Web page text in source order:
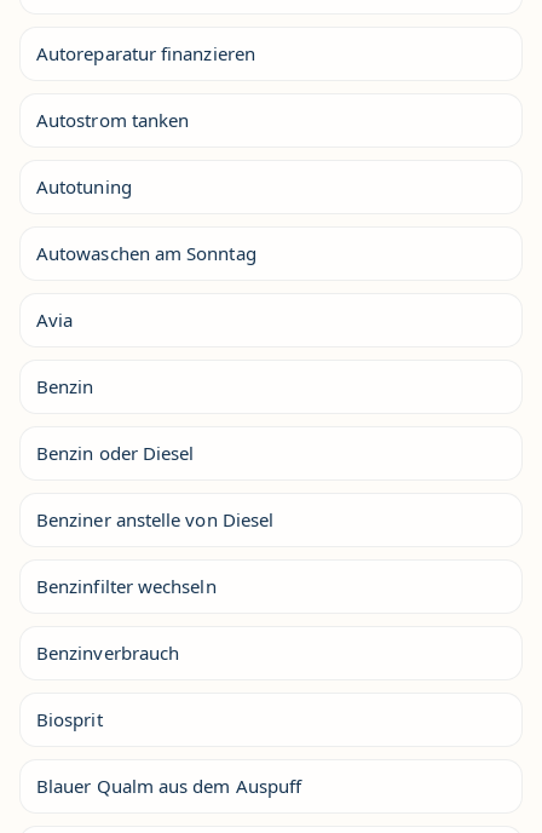
Autoreparatur finanzieren
Autostrom tanken
Autotuning
Autowaschen am Sonntag
Avia
Benzin
Benzin oder Diesel
Benziner anstelle von Diesel
Benzinfilter wechseln
Benzinverbrauch
Biosprit
Blauer Qualm aus dem Auspuff